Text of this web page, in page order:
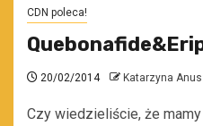
CDN poleca!
20/02/2014 Katarzyna
Czy wiedzieliście, że mamy